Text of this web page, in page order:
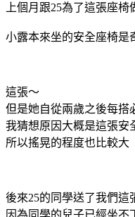
上個月跟25為了這張座
小露本來坐的安全座椅是
這張～
但是她自從兩歲之後每搭
我猜想原因大概是這張安
所以搖晃的程度也比較大
後來25的同學送了我們這
因為同學的兒子已經坐